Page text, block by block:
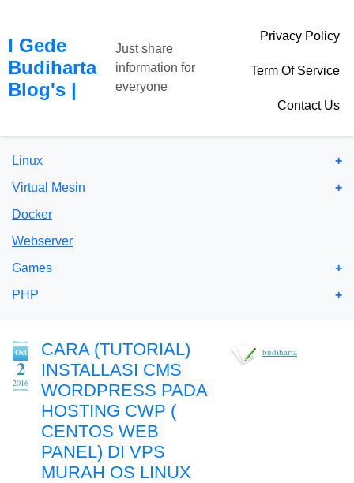
I Gede
Budiharta
Blog's |
Just share
information for
everyone
Privacy Policy
Term Of Service
Contact Us
Linux
Virtual Mesin
Docker
Webserver
Games
PHP
Oct
2
2016
CARA (TUTORIAL)
INSTALLASI CMS
WORDPRESS PADA
HOSTING CWP (
CENTOS WEB
PANEL) DI VPS
MURAH OS LINUX
budiharta